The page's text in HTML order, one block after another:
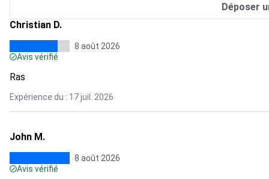
Déposer
Christian D.
8 août 2026
Avis vérifié
Ras
Expérience du : 17 juil. 2026
John M.
8 août 2026
Avis vérifié